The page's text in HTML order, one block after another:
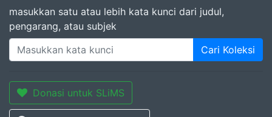
masukkan satu atau lebih kata kunci dari judul,
pengarang, atau subjek
Cari Koleksi
Donasi untuk SLiMS